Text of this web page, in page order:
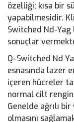
özelliği; kısa bir
yapabilmesidir.
Switched Nd-Yag
sonuçlar
Q-Switched Nd
esnasında lazer
içeren hücreler
normal cilt
Genelde ağrılı
olmasını